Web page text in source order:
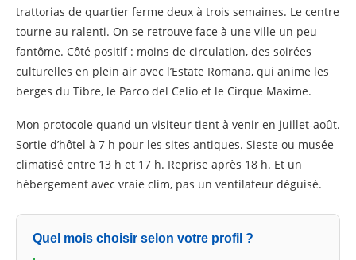
trattorias de quartier ferme deux à trois semaines. Le centre
tourne au ralenti. On se retrouve face à une ville un peu
fantôme. Côté positif : moins de circulation, des soirées
culturelles en plein air avec l’Estate Romana, qui anime les
berges du Tibre, le Parco del Celio et le Cirque Maxime.
Mon protocole quand un visiteur tient à venir en juillet-août.
Sortie d’hôtel à 7 h pour les sites antiques. Sieste ou musée
climatisé entre 13 h et 17 h. Reprise après 18 h. Et un
hébergement avec vraie clim, pas un ventilateur déguisé.
Quel mois choisir selon votre profil ?